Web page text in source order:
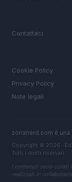
Contattaci
Cookie Policy
Privacy Policy
Note legali
zonanerd.com è
Copyright © 2026 ·
Tutti i diritti riservati
I contenuti sono curati
realizzati in